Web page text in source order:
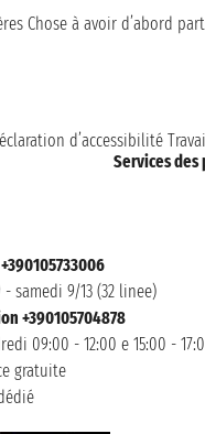
Chose à avoir d’abord
d’accessibilité
Services des
samedi 9/13 (32 linee)
+390105704878
09:00 - 12:00 e 15:00 -
gratuite